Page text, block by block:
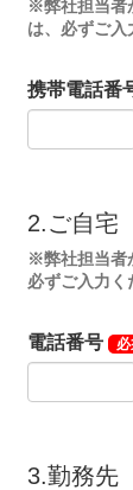
※弊社担当者
は、必ずご入
携帯電話番
2.ご自宅
※弊社担当者
必ずご入力く
電話番号
3.勤務先